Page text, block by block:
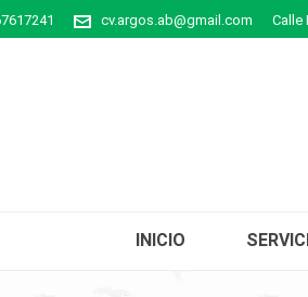
cv.argos.ab@gmail.com Calle
INICIO